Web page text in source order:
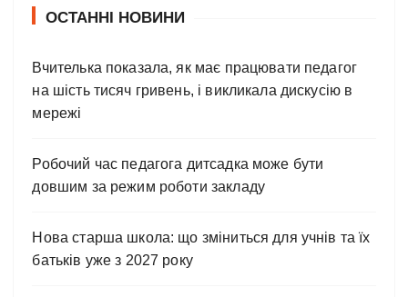
ОСТАННІ НОВИНИ
Вчителька показала, як має працювати педагог
на шість тисяч гривень, і викликала дискусію в
мережі
Робочий час педагога дитсадка може бути
довшим за режим роботи закладу
Нова старша школа: що зміниться для учнів та їх
батьків уже з 2027 року